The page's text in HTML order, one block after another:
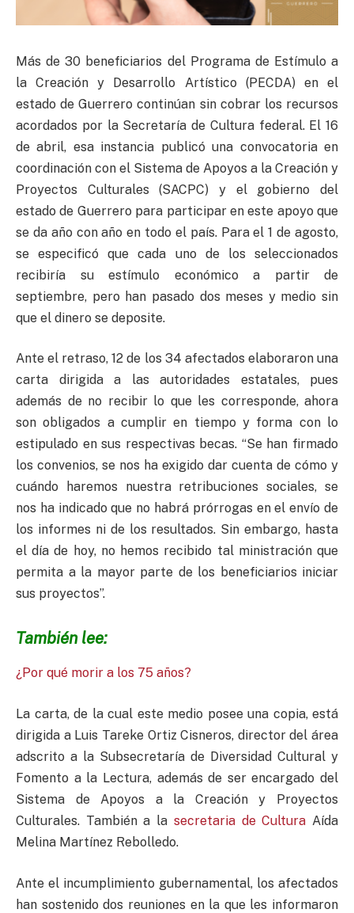
Más de 30 beneficiarios del Programa de Estímulo a
la Creación y Desarrollo Artístico (PECDA) en el
estado de Guerrero continúan sin cobrar los recursos
acordados por la Secretaría de Cultura federal. El 16
de abril, esa instancia publicó una convocatoria en
coordinación con el Sistema de Apoyos a la Creación y
Proyectos Culturales (SACPC) y el gobierno del
estado de Guerrero para participar en este apoyo que
se da año con año en todo el país. Para el 1 de agosto,
se especificó que cada uno de los seleccionados
recibiría su estímulo económico a partir de
septiembre, pero han pasado dos meses y medio sin
que el dinero se deposite.
Ante el retraso, 12 de los 34 afectados elaboraron una
carta dirigida a las autoridades estatales, pues
además de no recibir lo que les corresponde, ahora
son obligados a cumplir en tiempo y forma con lo
estipulado en sus respectivas becas. “Se han firmado
los convenios, se nos ha exigido dar cuenta de cómo y
cuándo haremos nuestra retribuciones sociales, se
nos ha indicado que no habrá prórrogas en el envío de
los informes ni de los resultados. Sin embargo, hasta
el día de hoy, no hemos recibido tal ministración que
permita a la mayor parte de los beneficiarios iniciar
sus proyectos”.
También lee:
¿Por qué morir a los 75 años?
La carta, de la cual este medio posee una copia, está
dirigida a Luis Tareke Ortiz Cisneros, director del área
adscrito a la Subsecretaría de Diversidad Cultural y
Fomento a la Lectura, además de ser encargado del
Sistema de Apoyos a la Creación y Proyectos
Culturales. También a la secretaria de Cultura Aída
Melina Martínez Rebolledo.
Ante el incumplimiento gubernamental, los afectados
han sostenido dos reuniones en la que les informaron